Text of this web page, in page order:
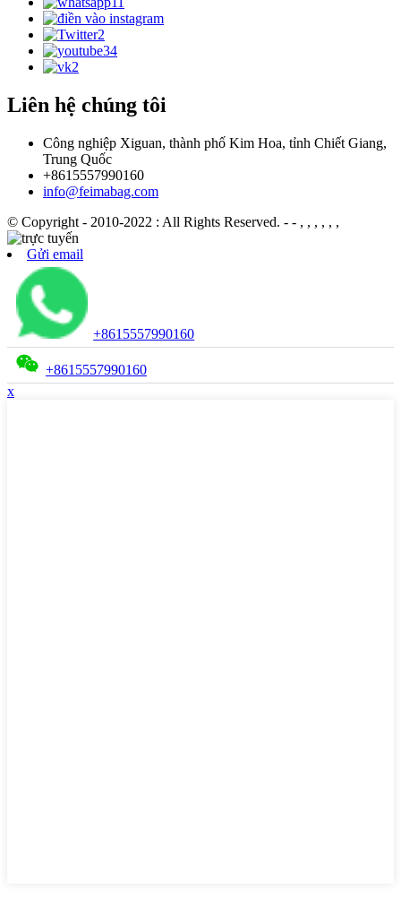
Liên hệ chúng tôi
Công nghiệp Xiguan, thành phố Kim Hoa, tỉnh Chiết Giang,
Trung Quốc
+8615557990160
info@feimabag.com
© Copyright - 2010-2022 : All Rights Reserved. - - , , , , , ,
Gửi email
+8615557990160
+8615557990160
x